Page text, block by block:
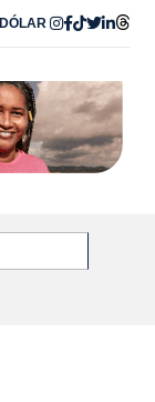
DÓLAR